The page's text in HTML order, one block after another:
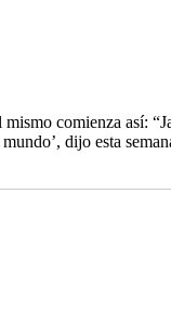
comienza así:
dijo esta